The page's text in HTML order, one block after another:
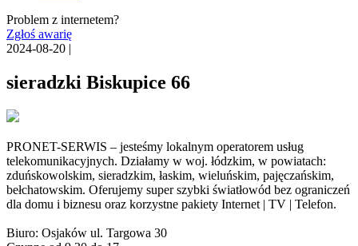
Problem z internetem?
Zgłoś awarię
2024-08-20 |
sieradzki Biskupice 66
PRONET-SERWIS – jesteśmy lokalnym operatorem usług
telekomunikacyjnych. Działamy w woj. łódzkim, w powiatach:
zduńskowolskim, sieradzkim, łaskim, wieluńskim, pajęczańskim,
bełchatowskim. Oferujemy super szybki światłowód bez ograniczeń
dla domu i biznesu oraz korzystne pakiety Internet | TV | Telefon.
Biuro: Osjaków ul. Targowa 30